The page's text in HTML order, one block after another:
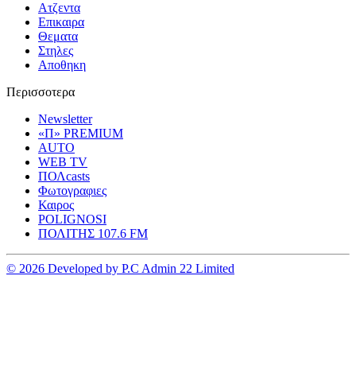
Ατζεντα
Επικαιρα
Θεματα
Στηλες
Αποθηκη
Περισσοτερα
Newsletter
«Π» PREMIUM
AUTO
WEB TV
ΠΟΛcasts
Φωτογραφιες
Καιρος
POLIGNOSI
ΠΟΛΙΤΗΣ 107.6 FM
© 2026 Developed by P.C Admin 22 Limited